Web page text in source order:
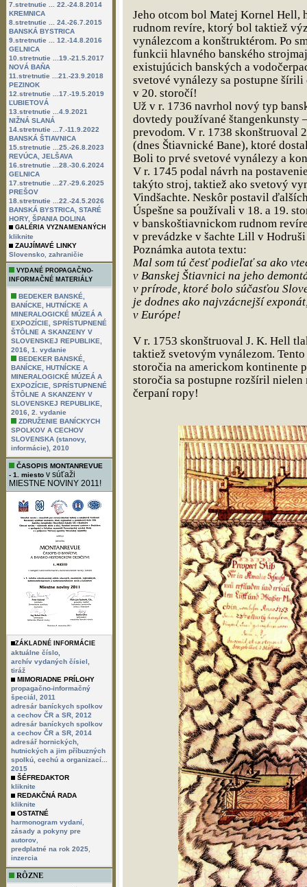
7.stretnutie ... 22.-24.8.2014
KREMNICA
8.stretnutie ... 24.-26.7.2015
BANSKÁ BYSTRICA
9.stretnutie ... 12.-14.8.2016
GELNICA
10.stretnutie ...19.-21.5.2017
NOVÁ BAŇA
11.stretnutie ...21.-23.9.2018
PEZINOK
12.stretnutie ...17.-19.5.2019
ĽUBIETOVÁ
13.stretnutie ...4.9.2021
NIŽNÁ SLANÁ
14.stretnutie ...7.-11.9.2022
BANSKÁ ŠTIAVNICA
15.stretnutie ...25.-26.8.2023
REVÚCA, JELŠAVA
16.stretnutie ...28.-30.6.2024
GELNICA
17.stretnutie ...27.-29.6.2025
PREŠOV
18.stretnutie ...22.-24.5.2026
BANSKÁ BYSTRICA, STARÉ
HORY, ŠPANIA DOLINA
GALÉRIA VYZNAMENANÝCH
kliknite
ZAUJÍMAVÉ LINKY
Slovensko zahraničie
VYDANÉ PROPAGAČNO-
INFORMAČNÉ MATERIÁLY
BEDEKER BANSKÉ,
BANÍCKE, HUTNÍCKE A
MINERALOGICKÉ MÚZEÁ A
EXPOZÍCIE, SPRÍSTUPNENÉ
ŠTÔLNE A SKANZENY V
SLOVENSKEJ REPUBLIKE,
2016, 1. vydanie
BEDEKER BANSKÉ,
BANÍCKE, HUTNÍCKE A
MINERALOGICKÉ MÚZEÁ A
EXPOZÍCIE, SPRÍSTUPNENÉ
ŠTÔLNE A SKANZENY V
SLOVENSKEJ REPUBLIKE,
2016, 2. vydanie
ZDRUŽENIE BANÍCKYCH
SPOLKOV A CECHOV
SLOVENSKA (stanovy,
informácie), 2010
ČASOPIS MONTANREVUE
- 1. miesto v súťaži
MIESTNE NOVINY 2011!
ZÁKLADNÉ INFORMÁCIE
aktuálne číslo,
archív vydaných čísiel,
tiráž
MIMORIADNE PRÍLOHY
propagačno-informačný
špeciál, 2011
adresár baníckych spolkov
a cechov ČR a SR, 2012
adresár baníckych spolkov
a cechov ČR a SR, 2014
adresář hornických,
hutnických a jim příbuzných
spolkú, cechú a organizací...
2015
ŠÉFREDAKTOR
kliknite
REDAKČNÁ RADA
kliknite
OSTATNÉ
harmonogram vydaní
zásady a pokyny pre
autorov
predplatné na rok 2025
inzercia
RÔZNE
Jeho otcom bol Matej Kornel Hell,
rudnom revíre, ktorý bol taktiež
vynálezcom a konštruktérom. Po
funkcii hlavného banského
existujúcich banských a
svetové vynálezy sa postupne šírili
v 20. storočí!
Už v r. 1736 navrhol nový typ
dovtedy používané štangenkunsty
prevodom. V r. 1738 skonštruoval
(dnes Štiavnické Bane), ktoré
Boli to prvé svetové vynálezy a
V r. 1745 podal návrh na
takýto stroj, taktiež ako svetový
Vindšachte. Neskôr postavil
Úspešne sa používali v 18. a 19.
v banskoštiavnickom rudnom
v prevádzke v šachte Lill v
Poznámka autota textu:
Mal som tú česť podieľať sa ako
v Banskej Štiavnici na jeho
v prírode, ktoré bolo súčasťou
je dodnes ako najvzácnejší
v Európe!
V r. 1753 skonštruoval J. K. Hell
taktiež svetovým vynálezom.
storočia na americkom kontinente
storočia sa postupne rozšíril
čerpaní ropy!